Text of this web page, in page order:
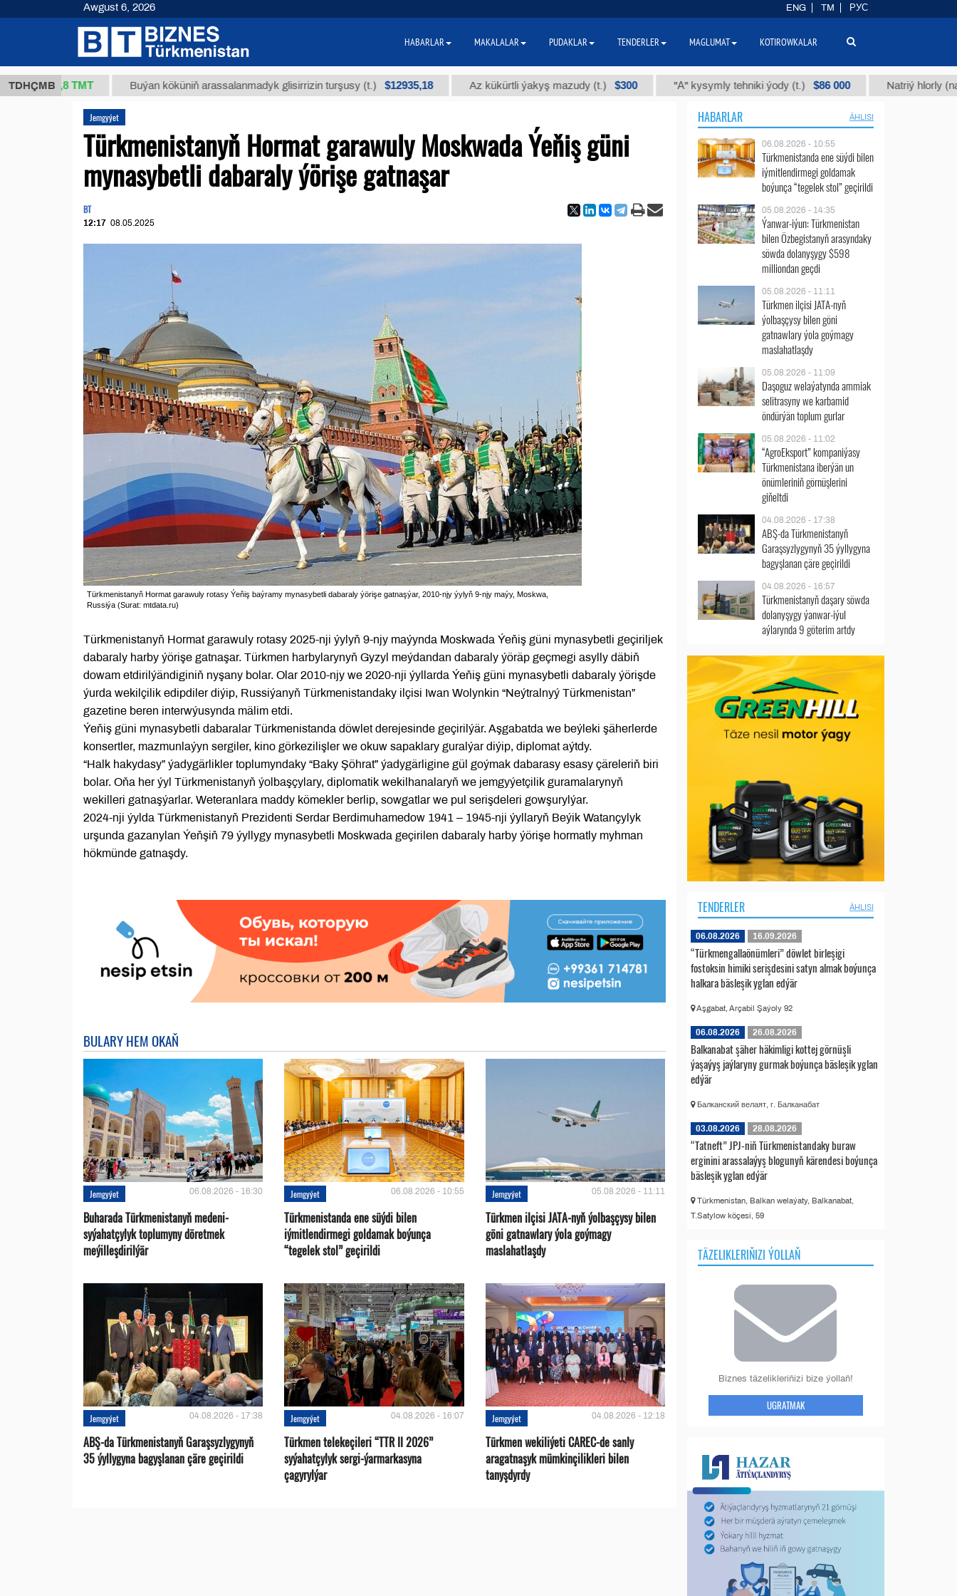
TDHÇMB
37,8 ТМТ Buýan köküniň arassalanmadyk glisirrizin turşusy (t.) $12935,18 Az kükürtli ýakyş mazudy (t.) $300 "А" kysymly tehniki ýody (t.) $86 000 Natriý hlorly (nahar
Jemgyýet
Türkmenistanyň Hormat garawuly Moskwada Ýeňiş güni
mynasybetli dabaraly ýörişe gatnaşar
BT
12:17 08.05.2025
Türkmenistanyň Hormat garawuly rotasy Ýeňiş baýramy mynasybetli dabaraly ýörişe gatnaşýar, 2010-njy ýylyň 9-njy maýy, Moskwa,
Russiýa (Surat: mtdata.ru)
Türkmenistanyň Hormat garawuly rotasy 2025-nji ýylyň 9-njy maýynda Moskwada Ýeňiş güni mynasybetli geçiriljek
dabaraly harby ýörişe gatnaşar. Türkmen harbylarynyň Gyzyl meýdandan dabaraly ýöräp geçmegi asylly däbiň
dowam etdirilýändiginiň nyşany bolar. Olar 2010-njy we 2020-nji ýyllarda Ýeňiş güni mynasybetli dabaraly ýörişde
ýurda wekilçilik edipdiler diýip, Russiýanyň Türkmenistandaky ilçisi Iwan Wolynkin “Neýtralnyý Türkmenistan”
gazetine beren interwýusynda mälim etdi.
Ýeňiş güni mynasybetli dabaralar Türkmenistanda döwlet derejesinde geçirilýär. Aşgabatda we beýleki şäherlerde
konsertler, mazmunlaýyn sergiler, kino görkezilişler we okuw sapaklary guralýar diýip, diplomat aýtdy.
“Halk hakydasy” ýadygärlikler toplumyndaky “Baky Şöhrat” ýadygärligine gül goýmak dabarasy esasy çäreleriň biri
bolar. Oňa her ýyl Türkmenistanyň ýolbaşçylary, diplomatik wekilhanalaryň we jemgyýetçilik guramalarynyň
wekilleri gatnaşýarlar. Weteranlara maddy kömekler berlip, sowgatlar we pul serişdeleri gowşurylýar.
2024-nji ýylda Türkmenistanyň Prezidenti Serdar Berdimuhamedow 1941 – 1945-nji ýyllaryň Beýik Watançylyk
urşunda gazanylan Ýeňşiň 79 ýyllygy mynasybetli Moskwada geçirilen dabaraly harby ýörişe hormatly myhman
hökmünde gatnaşdy.
BULARY HEM OKAŇ
Jemgyýet 06.08.2026 - 16:30
Buharada Türkmenistanyň medeni-
syýahatçylyk toplumyny döretmek
meýilleşdirilýär
Jemgyýet 06.08.2026 - 10:55
Türkmenistanda ene süýdi bilen
iýmitlendirmegi goldamak boýunça
“tegelek stol” geçirildi
Jemgyýet 05.08.2026 - 11:11
Türkmen ilçisi JATA-nyň ýolbaşçysy bilen
göni gatnawlary ýola goýmagy
maslahatlaşdy
Jemgyýet 04.08.2026 - 17:38
ABŞ-da Türkmenistanyň Garaşsyzlygynyň
35 ýyllygyna bagyşlanan çäre geçirildi
Jemgyýet 04.08.2026 - 16:07
Türkmen telekeçileri “TTR II 2026”
syýahatçylyk sergi-ýarmarkasyna
çagyrylýar
Jemgyýet 04.08.2026 - 12:18
Türkmen wekiliýeti CAREC-de sanly
aragatnaşyk mümkinçilikleri bilen
tanyşdyrdy
HABARLAR ÄHLISI
06.08.2026 - 10:55
Türkmenistanda ene süýdi bilen
iýmitlendirmegi goldamak
boýunça “tegelek stol” geçirildi
05.08.2026 - 14:35
Ýanwar-iýun: Türkmenistan
bilen Özbegistanyň arasyndaky
söwda dolanyşygy $598
milliondan geçdi
05.08.2026 - 11:11
Türkmen ilçisi JATA-nyň
ýolbaşçysy bilen göni
gatnawlary ýola goýmagy
maslahatlaşdy
05.08.2026 - 11:09
Daşoguz welaýatynda ammiak
selitrasyny we karbamid
öndürýän toplum gurlar
05.08.2026 - 11:02
“AgroEksport” kompaniýasy
Türkmenistana iberýän un
önümleriniň görnüşlerini
giňeltdi
04.08.2026 - 17:38
ABŞ-da Türkmenistanyň
Garaşsyzlygynyň 35 ýyllygyna
bagyşlanan çäre geçirildi
04.08.2026 - 16:57
Türkmenistanyň daşary söwda
dolanyşygy ýanwar-iýul
aýlarynda 9 göterim artdy
TENDERLER ÄHLISI
06.08.2026 16.09.2026
“Türkmengallaönümleri” döwlet birleşigi
fostoksin himiki serişdesini satyn almak boýunça
halkara bäsleşik yglan edýär
Aşgabat, Arçabil Şaýoly 92
06.08.2026 26.08.2026
Balkanabat şäher häkimligi kottej görnüşli
ýaşaýyş jaýlaryny gurmak boýunça bäsleşik yglan
edýär
Балканский велаят, г. Балканабат
03.08.2026 28.08.2026
“Tatneft” JPJ-niň Türkmenistandaky buraw
erginini arassalaýyş blogunyň kärendesi boýunça
bäsleşik yglan edýär
Türkmenistan, Balkan welaýaty, Balkanabat,
T.Satylow köçesi, 59
TÄZELIKLERIŇIZI ÝOLLAŇ
Biznes täzelikleriňizi bize ýollaň!
UGRATMAK
Awgust 6, 2026 ENG TM РУС
HABARLAR MAKALALAR PUDAKLAR TENDERLER MAGLUMAT KOTIROWKALAR